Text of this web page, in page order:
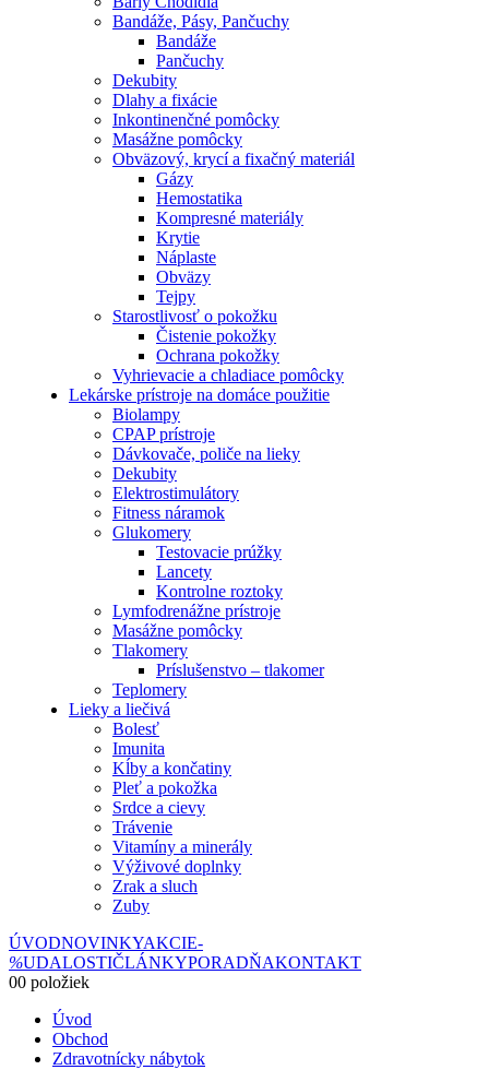
Bandáže, Pásy, Pančuchy
Bandáže
Pančuchy
Dekubity
Dlahy a fixácie
Inkontinenčné pomôcky
Masážne pomôcky
Obväzový, krycí a fixačný materiál
Gázy
Hemostatika
Kompresné materiály
Krytie
Náplaste
Obväzy
Tejpy
Starostlivosť o pokožku
Čistenie pokožky
Ochrana pokožky
Vyhrievacie a chladiace pomôcky
Lekárske prístroje na domáce použitie
Biolampy
CPAP prístroje
Dávkovače, poliče na lieky
Dekubity
Elektrostimulátory
Fitness náramok
Glukomery
Testovacie prúžky
Lancety
Kontrolne roztoky
Lymfodrenážne prístroje
Masážne pomôcky
Tlakomery
Príslušenstvo – tlakomer
Teplomery
Lieky a liečivá
Bolesť
Imunita
Kĺby a končatiny
Pleť a pokožka
Srdce a cievy
Trávenie
Vitamíny a minerály
Výživové doplnky
Zrak a sluch
Zuby
ÚVODNOVINKYAKCIE-
%UDALOSTIČLÁNKYPORADŇAKONTAKT
00 položiek
Úvod
Obchod
Zdravotnícky nábytok